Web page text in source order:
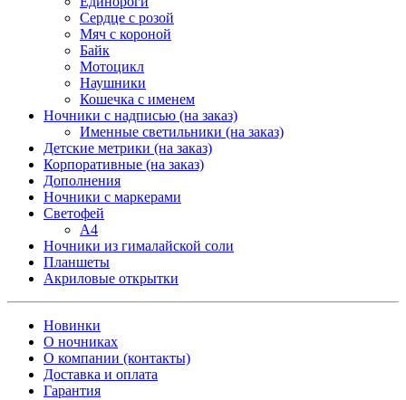
Сердце с розой
Мяч с короной
Байк
Мотоцикл
Наушники
Кошечка с именем
Ночники с надписью (на заказ)
Именные светильники (на заказ)
Детские метрики (на заказ)
Корпоративные (на заказ)
Дополнения
Ночники с маркерами
Светофей
А4
Ночники из гималайской соли
Планшеты
Акриловые открытки
Новинки
О ночниках
О компании (контакты)
Доставка и оплата
Гарантия